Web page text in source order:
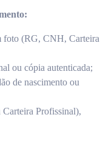
foto (RG, CNH, Carteira
ou cópia autenticada;
de nascimento ou
Profissinal),